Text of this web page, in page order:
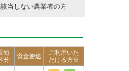
当しない農業者の方
短
分
資金使途
ご利用いた
だける方※